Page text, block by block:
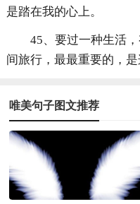
是踏在我的心上。
45、要过一种生活
间旅行，最最重要的，是
唯美句子图文推荐